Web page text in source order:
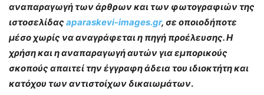
αναπαραγωγή των άρθρων και των φωτογραφιών της
ιστοσελίδας aparaskevi-images.gr, σε οποιοδήποτε
μέσο χωρίς να αναγράφεται η πηγή προέλευσης. Η
χρήση και η αναπαραγωγή αυτών για εμπορικούς
σκοπούς απαιτεί την έγγραφη άδεια του ιδιοκτήτη και
κατόχου των αντιστοίχων δικαιωμάτων.